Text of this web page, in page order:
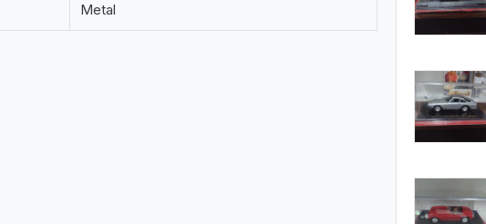
Metal